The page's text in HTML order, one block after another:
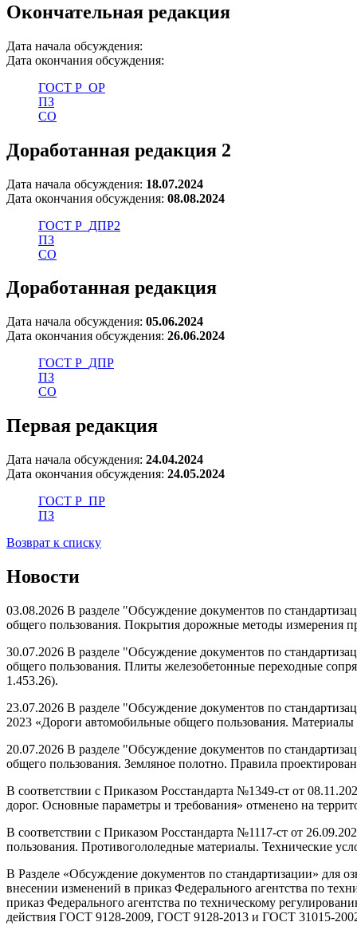
Окончательная редакция
Дата начала обсуждения:
Дата окончания обсуждения:
ГОСТ Р_ОР
ПЗ
СО
Доработанная редакция 2
Дата начала обсуждения: 18.07.2024
Дата окончания обсуждения: 08.08.2024
ГОСТ Р_ДПР2
ПЗ
СО
Доработанная редакция
Дата начала обсуждения: 05.06.2024
Дата окончания обсуждения: 26.06.2024
ГОСТ Р_ДПР
ПЗ
СО
Первая редакция
Дата начала обсуждения: 24.04.2024
Дата окончания обсуждения: 24.05.2024
ГОСТ Р_ПР
ПЗ
Возврат к списку
Новости
03.08.2026 В разделе "Обсуждение документов по
общего пользования. Покрытия дорожные методы измерения
30.07.2026 В разделе "Обсуждение документов по
общего пользования. Плиты железобетонные переходные
1.453.26).
23.07.2026 В разделе "Обсуждение документов по
2023 «Дороги автомобильные общего пользования.
20.07.2026 В разделе "Обсуждение документов по
общего пользования. Земляное полотно. Правила
В соответствии с Приказом Росстандарта №1349-ст от
дорог. Основные параметры и требования» отменено на
В соответствии с Приказом Росстандарта №1117-ст от
пользования. Противогололедные материалы. Технические
В Разделе «Обсуждение документов по стандартизации» для
внесении изменений в приказ Федерального агентства по
приказ Федерального агентства по техническому
действия ГОСТ 9128-2009, ГОСТ 9128-2013 и ГОСТ 31015-